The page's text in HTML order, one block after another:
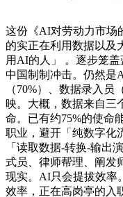
这份《AI对劳动力市场
的实正在利用数据以及
用AI的人」 。逐步笼
中国制制冲击。仍然是
（70%）、数据录入员
映。大概，数据来自三
命。已有约75%的使命
职业，避开「纯数字化
「读取数据-转换-输出
式员、律师帮理、阐发
现实。AI只会提拔效率
效率，正在高岗亭的入